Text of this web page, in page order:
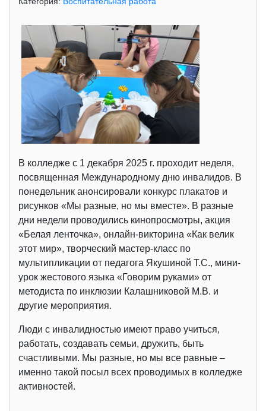
В колледже с 1 декабря 2025 г. проходит неделя,
посвященная Международному дню инвалидов. В
понедельник анонсировали конкурс плакатов и
рисунков «Мы разные, но мы вместе». В разные
дни недели проводились кинопросмотры, акция
«Белая ленточка», онлайн-викторина «Как велик
этот мир», творческий мастер-класс по
мультипликации от педагога Якушиной Т.С., мини-
урок жестового языка «Говорим руками» от
методиста по инклюзии Калашниковой М.В. и
другие мероприятия.
Люди с инвалидностью имеют право учиться,
работать, создавать семьи, дружить, быть
счастливыми. Мы разные, но мы все равные –
именно такой посыл всех проводимых в колледже
активностей.